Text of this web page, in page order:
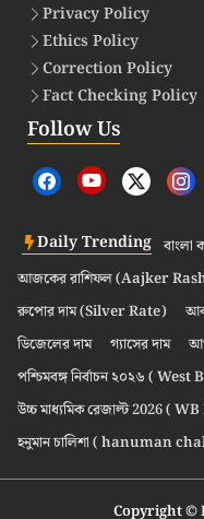
Privacy Policy
Ethics Policy
Correction Policy
Fact Checking Policy
Follow Us
Daily Trending
আজকের রাশিফল (Aajker
রুপোর দাম (Silver Rate)
ডিজেলের দাম
গ্যাসের দাম
পশ্চিমবঙ্গ নির্বাচন ২০২৬ (
উচ্চ মাধ্যমিক রেজাল্ট 2026 (
হনুমান চালিশা ( hanuman
Copyright ©